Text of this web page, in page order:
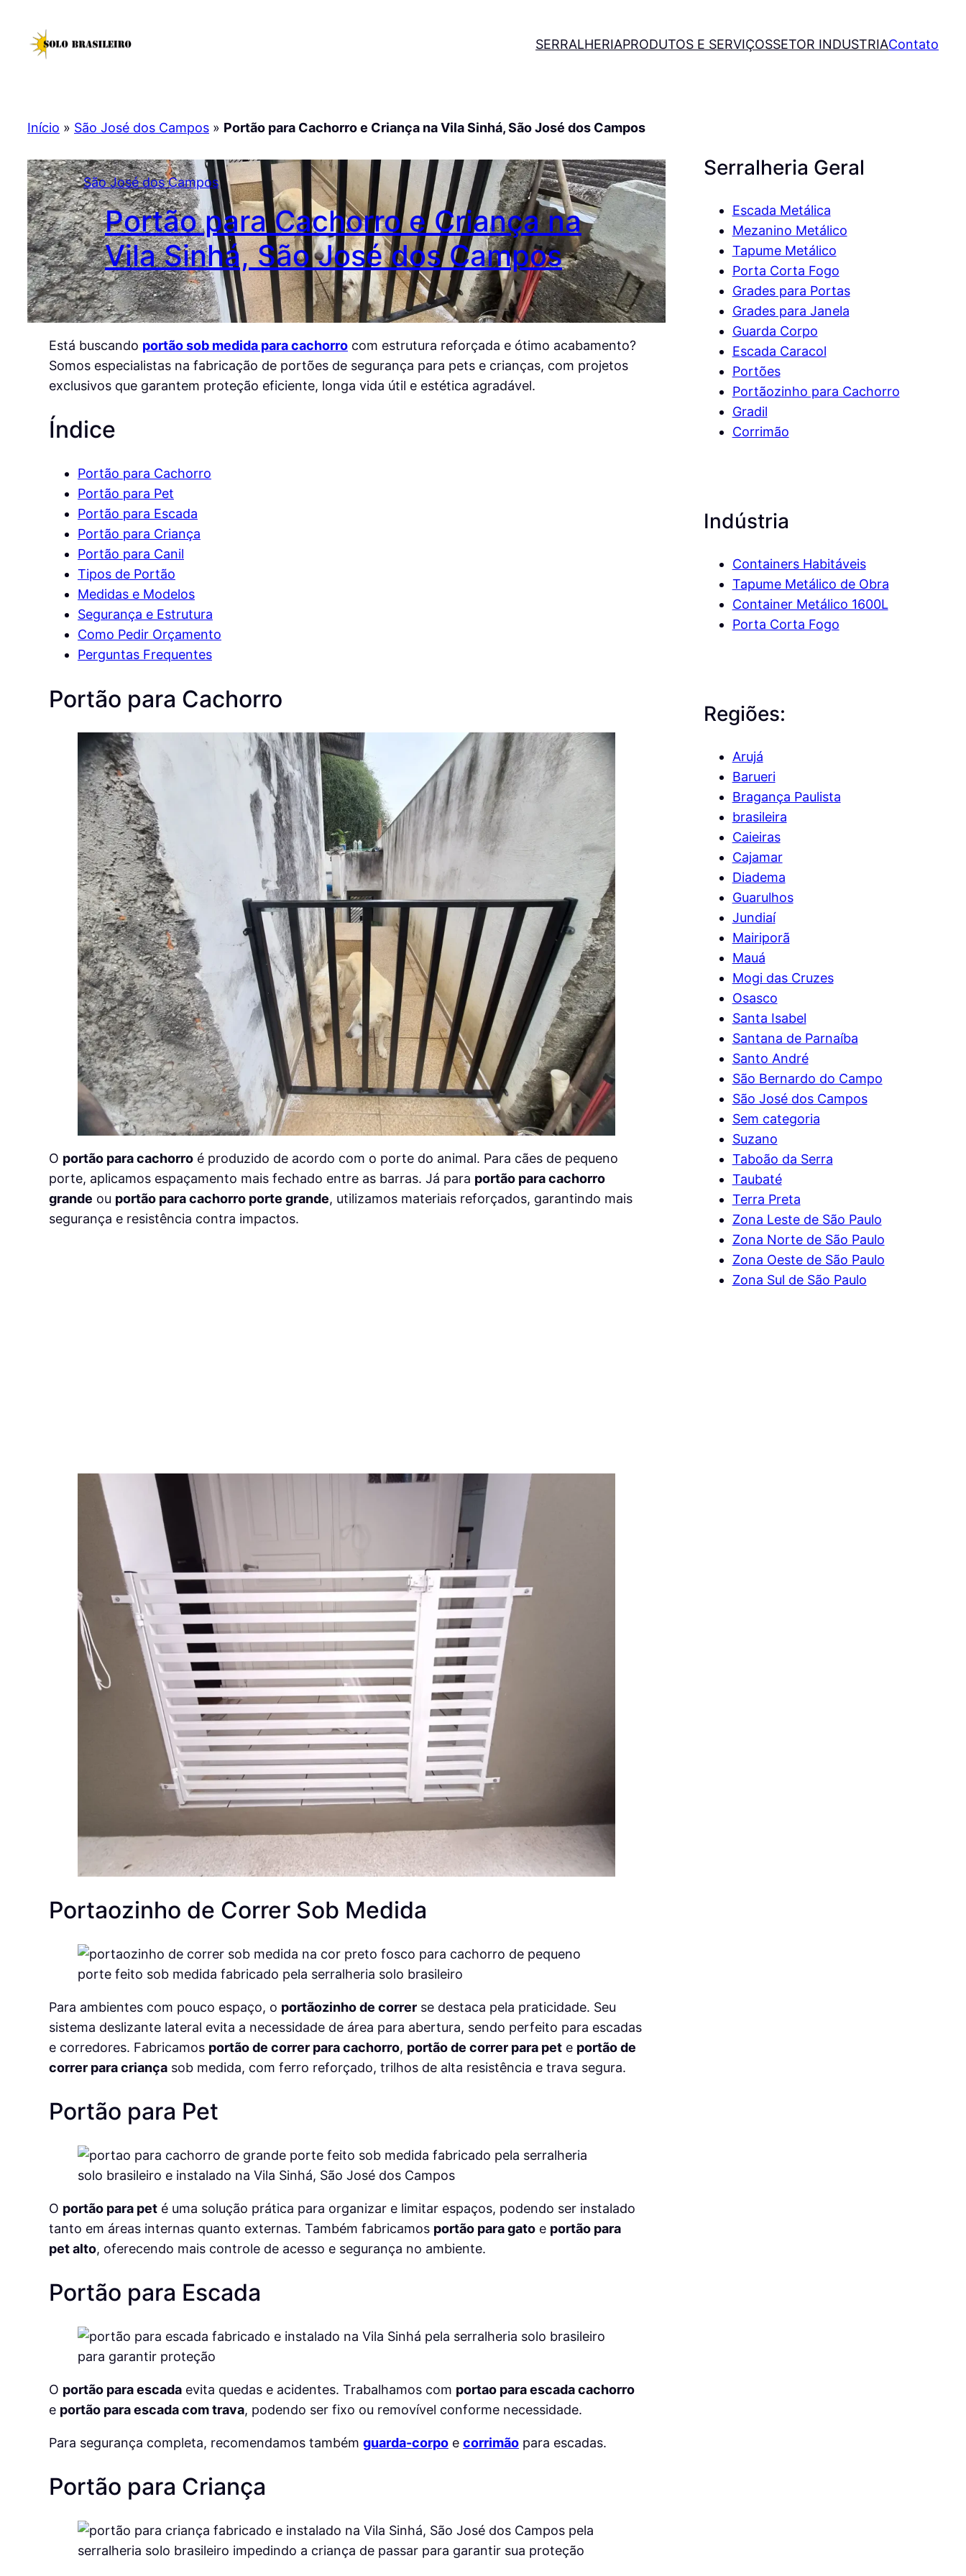
SERRALHERIAPRODUTOS E SERVIÇOSSETOR INDUSTRIAContato
Início » São José dos Campos» Portão para Cachorro e Criança na Vila Sinhá, São José dos Campos
São José dos Campos
Portão para Cachorro e Criança na
Vila Sinhá, São José dos Campos
Está buscando portão sob medida para cachorrocom estrutura reforçada e ótimo acabamento?
Somos especialistas na fabricação de portões de segurança para pets e crianças, com projetos
exclusivos que garantem proteção eficiente, longa vida útil e estética agradável.
Índice
Portão para Cachorro
Portão para Pet
Portão para Escada
Portão para Criança
Portão para Canil
Tipos de Portão
Medidas e Modelos
Segurança e Estrutura
Como Pedir Orçamento
Perguntas Frequentes
Portão para Cachorro
O portão para cachorroé produzido de acordo com o porte do animal. Para cães de pequeno
porte, aplicamos espaçamento mais fechado entre as barras. Já para portão para cachorro
grande ou portão para cachorro porte grande, utilizamos materiais reforçados, garantindo mais
segurança e resistência contra impactos.
Portaozinho de Correr Sob Medida
Para ambientes com pouco espaço, o portãozinho de correrse destaca pela praticidade. Seu
sistema deslizante lateral evita a necessidade de área para abertura, sendo perfeito para escadas
e corredores. Fabricamos portão de correr para cachorro, portão de correr para pete portão de
correr para criançasob medida, com ferro reforçado, trilhos de alta resistência e trava segura.
Portão para Pet
O portão para peté uma solução prática para organizar e limitar espaços, podendo ser instalado
tanto em áreas internas quanto externas. Também fabricamos portão para gatoe portão para
pet alto, oferecendo mais controle de acesso e segurança no ambiente.
Portão para Escada
O portão para escadaevita quedas e acidentes. Trabalhamos com portao para escada cachorro
e portão para escada com trava, podendo ser fixo ou removível conforme necessidade.
Para segurança completa, recomendamos também guarda-corpoe corrimãopara escadas.
Portão para Criança
Serralheria Geral
Escada Metálica
Mezanino Metálico
Tapume Metálico
Porta Corta Fogo
Grades para Portas
Grades para Janela
Guarda Corpo
Escada Caracol
Portões
Portãozinho para Cachorro
Gradil
Corrimão
Indústria
Containers Habitáveis
Tapume Metálico de Obra
Container Metálico 1600L
Porta Corta Fogo
Regiões:
Arujá
Barueri
Bragança Paulista
brasileira
Caieiras
Cajamar
Diadema
Guarulhos
Jundiaí
Mairiporã
Mauá
Mogi das Cruzes
Osasco
Santa Isabel
Santana de Parnaíba
Santo André
São Bernardo do Campo
São José dos Campos
Sem categoria
Suzano
Taboão da Serra
Taubaté
Terra Preta
Zona Leste de São Paulo
Zona Norte de São Paulo
Zona Oeste de São Paulo
Zona Sul de São Paulo